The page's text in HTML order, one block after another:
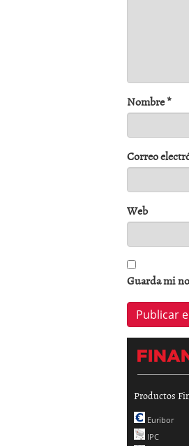
Nombre*
Correo
Web
Guarda mi
Productos
Euribor
IPC